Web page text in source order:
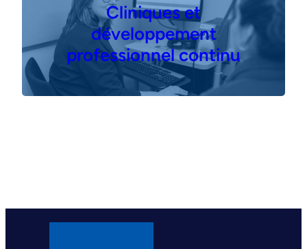
Cliniques et
développement
professionnel continu